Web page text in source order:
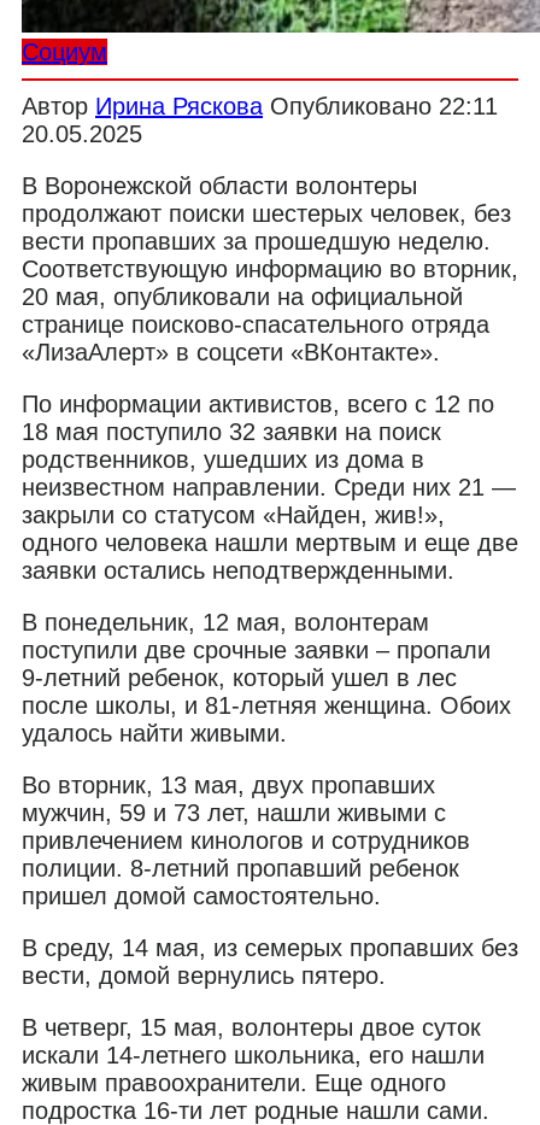
Социум
Автор Ирина Ряскова Опубликовано 22:11
20.05.2025
В Воронежской области волонтеры
продолжают поиски шестерых человек, без
вести пропавших за прошедшую неделю.
Соответствующую информацию во вторник,
20 мая, опубликовали на официальной
странице поисково-спасательного отряда
«ЛизаАлерт» в соцсети «ВКонтакте».
По информации активистов, всего с 12 по
18 мая поступило 32 заявки на поиск
родственников, ушедших из дома в
неизвестном направлении. Среди них 21 —
закрыли со статусом «Найден, жив!»,
одного человека нашли мертвым и еще две
заявки остались неподтвержденными.
В понедельник, 12 мая, волонтерам
поступили две срочные заявки – пропали
9-летний ребенок, который ушел в лес
после школы, и 81-летняя женщина. Обоих
удалось найти живыми.
Во вторник, 13 мая, двух пропавших
мужчин, 59 и 73 лет, нашли живыми с
привлечением кинологов и сотрудников
полиции. 8-летний пропавший ребенок
пришел домой самостоятельно.
В среду, 14 мая, из семерых пропавших без
вести, домой вернулись пятеро.
В четверг, 15 мая, волонтеры двое суток
искали 14-летнего школьника, его нашли
живым правоохранители. Еще одного
подростка 16-ти лет родные нашли сами.